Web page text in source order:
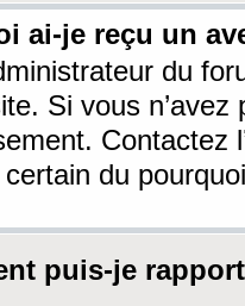
ai-je reçu un
du
Si vous
Contactez
certain du
puis-je